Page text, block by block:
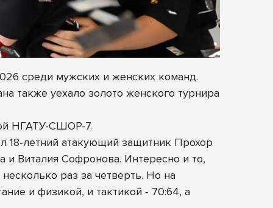
среди мужских и женских команд.
также уехало золото женского турнира
НГАТУ-СШОР-7.
18-летний атакующий защитник Прохор
и Виталия Софронова. Интересно и то,
раз за четверть. Но на
и физикой, и тактикой - 70:64, а